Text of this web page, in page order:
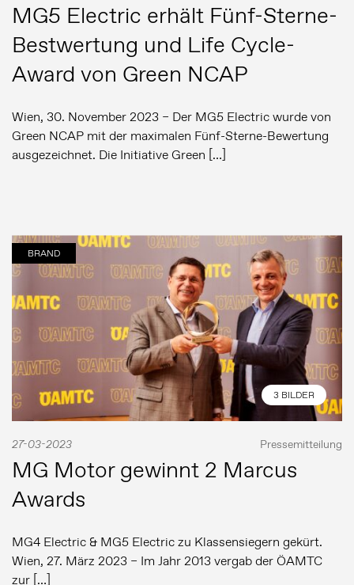
MG5 Electric erhält Fünf-Sterne-
Bestwertung und Life Cycle-
Award von Green NCAP
Wien, 30. November 2023 – Der MG5 Electric wurde von
Green NCAP mit der maximalen Fünf-Sterne-Bewertung
ausgezeichnet. Die Initiative Green […]
BRAND
3 BILDER
27-03-2023 Pressemitteilung
MG Motor gewinnt 2 Marcus
Awards
MG4 Electric & MG5 Electric zu Klassensiegern gekürt.
Wien, 27. März 2023 – Im Jahr 2013 vergab der ÖAMTC
zur […]